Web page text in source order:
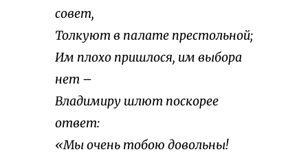
совет,
Толкуют в палате престольной;
Им плохо пришлося, им выбора
нет –
Владимиру шлют поскорее
ответ:
«Мы очень тобою довольны!